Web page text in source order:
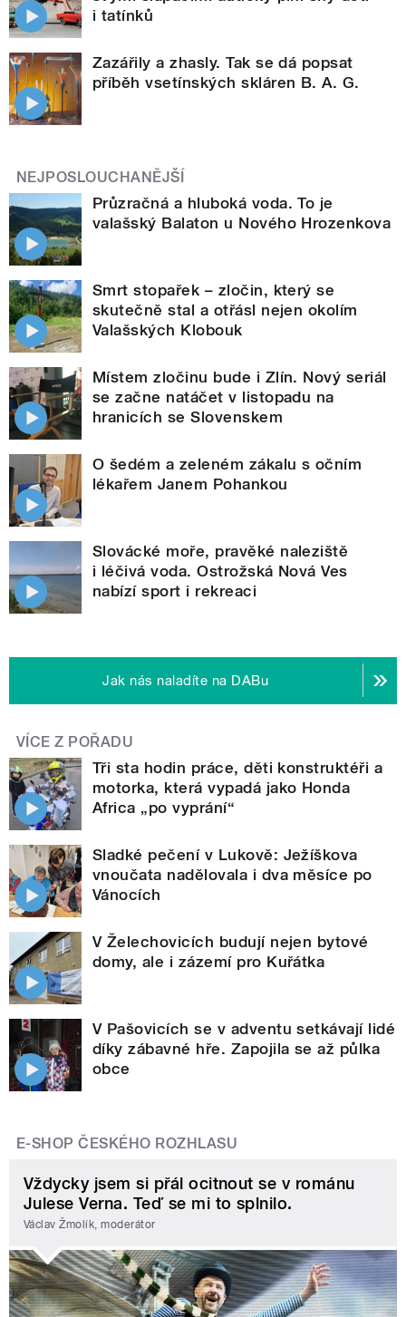
i tatínků
Zazářily a zhasly. Tak se dá popsat
příběh vsetínských skláren B. A. G.
NEJPOSLOUCHANĚJŠÍ
Průzračná a hluboká voda. To je
valašský Balaton u Nového Hrozenkova
Smrt stopařek – zločin, který se
skutečně stal a otřásl nejen okolím
Valašských Klobouk
Místem zločinu bude i Zlín. Nový seriál
se začne natáčet v listopadu na
hranicích se Slovenskem
O šedém a zeleném zákalu s očním
lékařem Janem Pohankou
Slovácké moře, pravěké naleziště
i léčivá voda. Ostrožská Nová Ves
nabízí sport i rekreaci
Jak nás naladíte na DABu
VÍCE Z POŘADU
Tři sta hodin práce, děti konstruktéři a
motorka, která vypadá jako Honda
Africa „po vyprání“
Sladké pečení v Lukově: Ježíškova
vnoučata nadělovala i dva měsíce po
Vánocích
V Želechovicích budují nejen bytové
domy, ale i zázemí pro Kuřátka
V Pašovicích se v adventu setkávají lidé
díky zábavné hře. Zapojila se až půlka
obce
E-SHOP ČESKÉHO ROZHLASU
Vždycky jsem si přál ocitnout se v románu
Julese Verna. Teď se mi to splnilo.
Václav Žmolík, moderátor